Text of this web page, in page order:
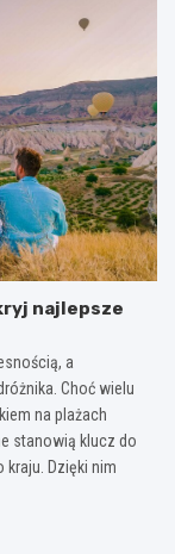
najlepsze
a
Choć wielu
na plażach
stanowią klucz do
Dzięki nim